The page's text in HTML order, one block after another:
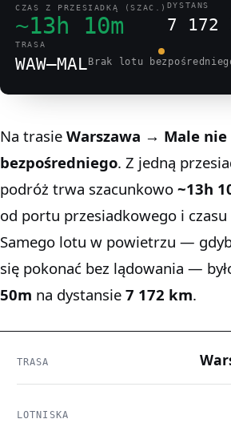
CZAS Z PRZESIADKĄ (SZAC.)
~13h 10m
DYSTANS
7 172
TRASA
WAW–MALBrak lotu
Na trasie Warszawa → Male nie
bezpośredniego. Z jedną
podróż trwa szacunkowo ~13h
od portu przesiadkowego i czasu
Samego lotu w powietrzu —
się pokonać bez lądowania —
50m na dystansie 7 172 km.
TRASA
LOTNISKA